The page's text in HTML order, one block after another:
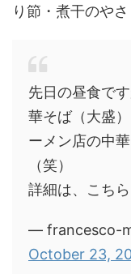
り節・煮干のや
先日の昼食で
華そば（大盛
ーメン店の中
（笑）
詳細は、こち
— francesco-
October 23,